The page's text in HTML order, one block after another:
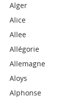
Alger
Alice
Allee
Allégorie
Allemagne
Aloys
Alphonse